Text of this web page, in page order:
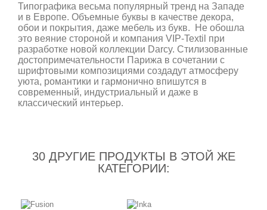
Типографика весьма популярный тренд на Западе
и в Европе. Объемные буквы в качестве декора,
обои и покрытия, даже мебель из букв. Не обошла
это веяние стороной и компания VIP-Textil при
разработке новой коллекции Darcy. Стилизованные
достопримечательности Парижа в сочетании с
шрифтовыми композициями создадут атмосферу
уюта, романтики и гармонично впишутся в
современный, индустриальный и даже в
классический интерьер.
30 ДРУГИЕ ПРОДУКТЫ В ЭТОЙ ЖЕ
КАТЕГОРИИ: